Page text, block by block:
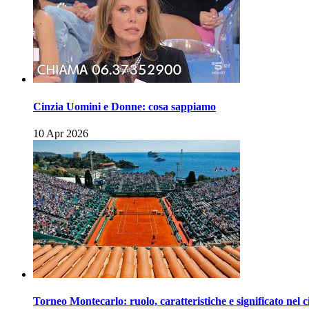
Cinzia Uomini e Donne: cosa sappiamo
10 Apr 2026
Torneo Montecarlo: ruolo, caratteristiche e significato nel